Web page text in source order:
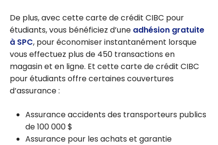
De plus, avec cette carte de crédit CIBC pour
étudiants, vous bénéficiez d’une adhésion gratuite
à SPC, pour économiser instantanément lorsque
vous effectuez plus de 450 transactions en
magasin et en ligne. Et cette carte de crédit CIBC
pour étudiants offre certaines couvertures
d’assurance :
Assurance accidents des transporteurs publics
de100 000 $
Assurance pour les achats et garantie